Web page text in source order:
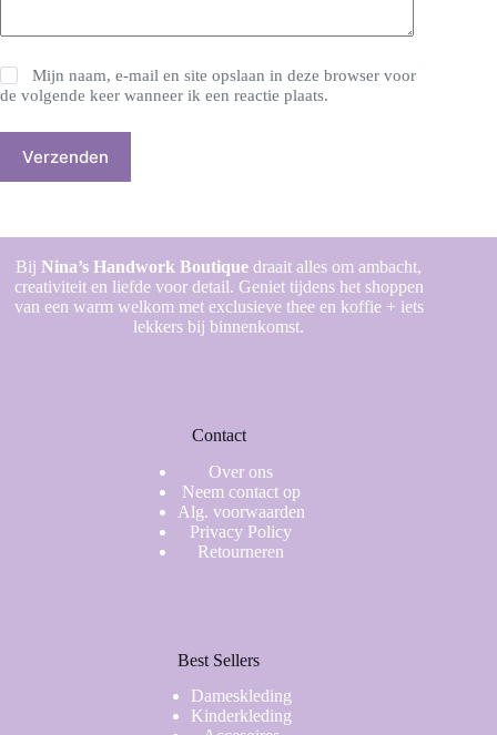
Mijn naam, e-mail en site opslaan in deze browser voor
de volgende keer wanneer ik een reactie plaats.
Verzenden
BijNina’s Handwork Boutique draait alles om ambacht,
creativiteit en liefde voor detail. Geniet tijdens het shoppen
van een warm welkom met exclusieve thee en koffie + iets
lekkers bij binnenkomst.
Contact
Over ons
Neem contact op
Alg. voorwaarden
Privacy Policy
Retourneren
Best Sellers
Dameskleding
Kinderkleding